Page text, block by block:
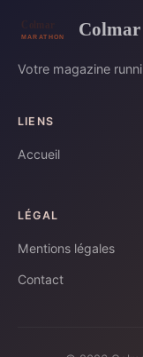
Votre magazine
LIENS
Accueil
LÉGAL
Mentions légales
Contact